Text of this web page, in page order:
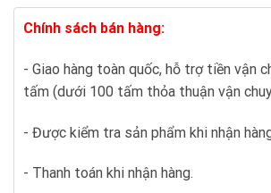
Chính sách bán hàng:
- Giao hàng toàn quốc, hỗ trợ tiền vận
tấm (dưới 100 tấm thỏa thuận vận
- Được kiểm tra sản phẩm khi nhận
- Thanh toán khi nhận hàng.